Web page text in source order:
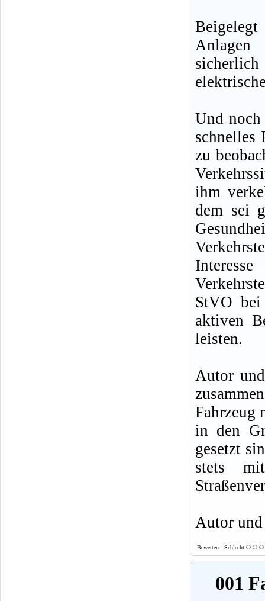
Anlagen
Und
schnelles
zu
ihm
dem sei
StVO
aktiven
leisten.
Autor
Fahrzeug
in den
gesetzt
stets
Autor
Bewerten - Schlecht
001